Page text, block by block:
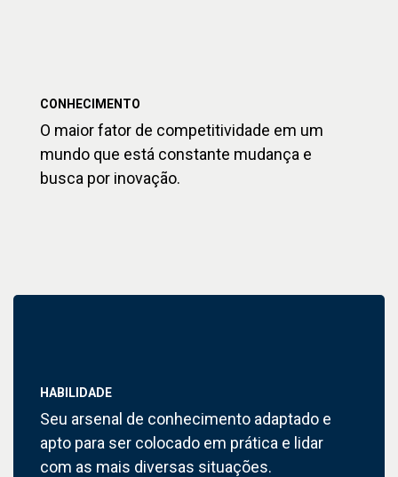
CONHECIMENTO
O maior fator de competitividade em um
mundo que está constante mudança e
busca por inovação.
HABILIDADE
Seu arsenal de conhecimento adaptado e
apto para ser colocado em prática e lidar
com as mais diversas situações.